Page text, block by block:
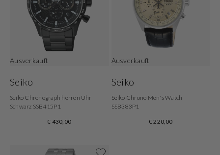
Ausverkauft
Seiko
Seiko Chronograph herren Uhr
Schwarz SSB415P1
€ 430,00
Ausverkauft
Seiko
Seiko Chrono Men's Watch
SSB383P1
€ 220,00